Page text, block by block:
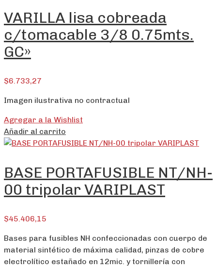
VARILLA lisa cobreada
c/tomacable 3/8 0.75mts.
GC»
$6.733,27
Imagen ilustrativa no contractual
Agregar a la Wishlist
Añadir al carrito
BASE PORTAFUSIBLE NT/NH-
00 tripolar VARIPLAST
$45.406,15
Bases para fusibles NH confeccionadas con cuerpo de
material sintético de máxima calidad, pinzas de cobre
electrolítico estañado en 12mic. y tornillería con